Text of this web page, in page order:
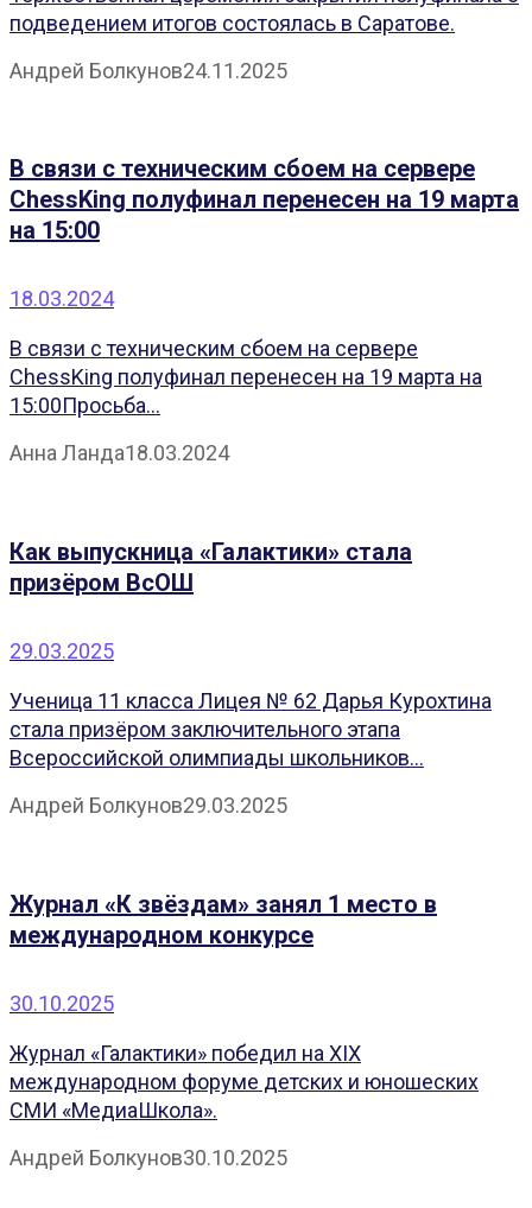
подведением итогов состоялась в Саратове.
Андрей Болкунов24.11.2025
В связи с техническим сбоем на сервере
ChessKing полуфинал перенесен на 19 марта
на 15:00
18.03.2024
В связи с техническим сбоем на сервере
ChessKing полуфинал перенесен на 19 марта на
15:00Просьба...
Анна Ланда18.03.2024
Как выпускница «Галактики» стала
призёром ВсОШ
29.03.2025
Ученица 11 класса Лицея № 62 Дарья Курохтина
стала призёром заключительного этапа
Всероссийской олимпиады школьников...
Андрей Болкунов29.03.2025
Журнал «К звёздам» занял 1 место в
международном конкурсе
30.10.2025
Журнал «Галактики» победил на XIX
международном форуме детских и юношеских
СМИ «МедиаШкола».
Андрей Болкунов30.10.2025